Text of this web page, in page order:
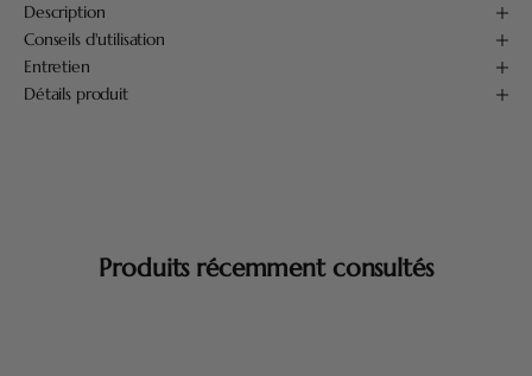
Description
Conseils d'utilisation
Entretien
Détails produit
Produits récemment consultés